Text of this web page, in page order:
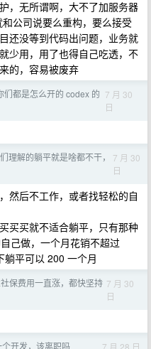
，无所谓啊，大不了加服务器
公司说要么重构，要么接受
还没等到代码出问题，业务就
少用，用了也得自己吃透，不
的，容易被废弃
们都是怎么开的 codex 的 7 月 30
日
理解的躺平就是啥都不干，
7 月 30
日
然后不工作，或者找轻松的自
买买就不适合躺平，只有那种
己做，一个月花销不超过
躺平可以 200 一个月
保费用一直涨，都快坚持 7 月 30
日
开发，该离职吗 7 月 28 日